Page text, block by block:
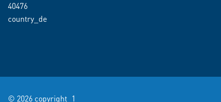
40476
country_de
© 2026 copyright_1